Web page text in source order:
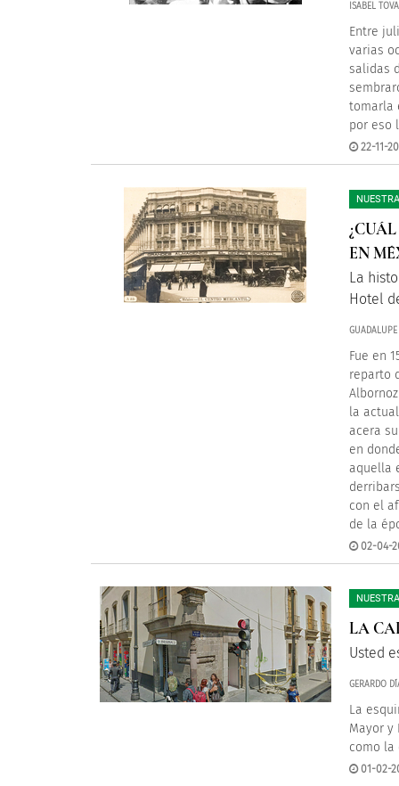
ISABEL
Entre
varias
salidas
tomarla
por eso
22-11-
EN
La
Hotel
Fue en
reparto
la
acera
en
aquella
con el
de la
02-04-
LA
Usted
GERARDO
La
Mayor y
como la
01-02-